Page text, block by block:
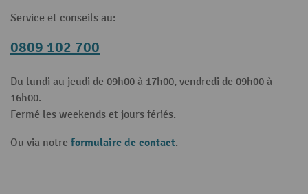
Service et conseils au:
0809 102 700
Du lundi au jeudi de 09h00 à 17h00, vendredi de 09h00 à
16h00.
Fermé les weekends et jours fériés.
Ou via notre formulaire de contact.